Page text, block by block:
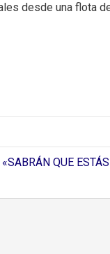
desde una flota
«SABRÁN QUE